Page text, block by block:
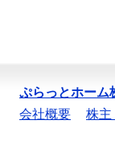
ぷらっとホーム
会社概要
株主